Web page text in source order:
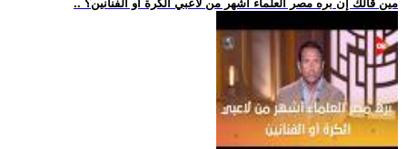
.. مين قالك إن بره مصر العلماء أشهر من لاعبي الكرة أو الفنانين؟